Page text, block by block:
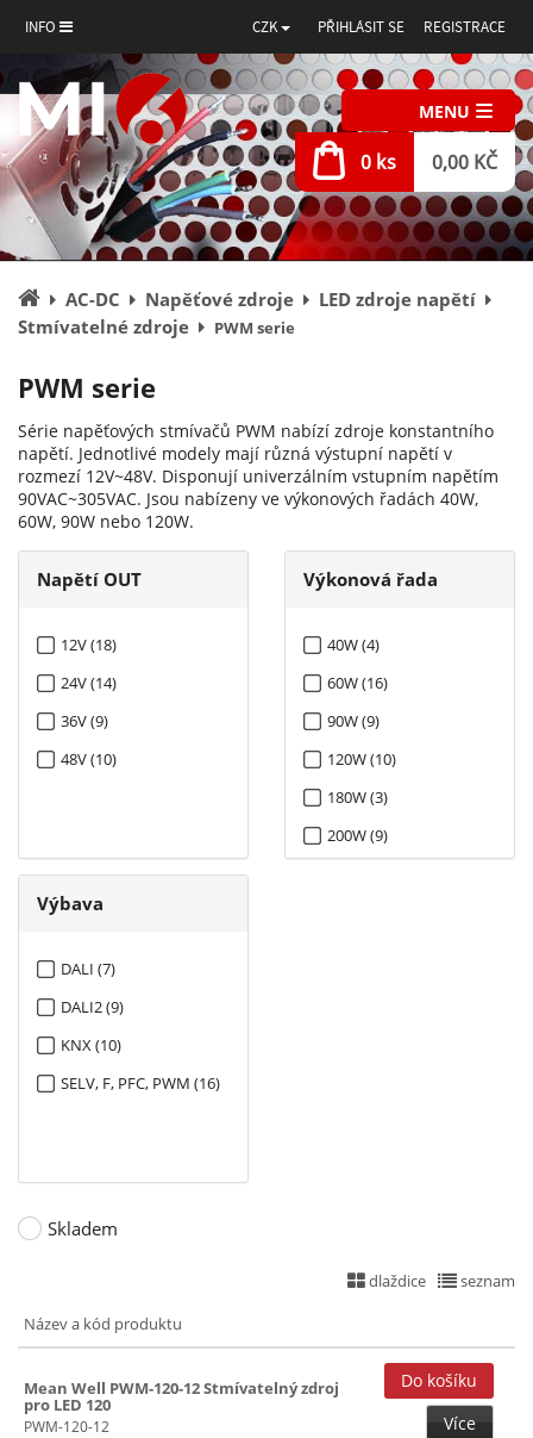
INFO CZK PŘIHLÁSIT SE REGISTRACE
MENU
0 ks 0,00 KČ
Úvodní
stránka
AC-DC Napěťové zdroje
LED zdroje napětí
Stmívatelné zdroje
PWM serie
PWM serie
Série napěťových stmívačů PWM nabízí zdroje konstantního
napětí. Jednotlivé modely mají různá výstupní napětí v
rozmezí 12V~48V. Disponují univerzálním vstupním napětím
90VAC~305VAC. Jsou nabízeny ve výkonových řadách 40W,
60W, 90W nebo 120W.
Napětí OUT
12V (18)
24V (14)
36V (9)
48V (10)
Výkonová řada
40W (4)
60W (16)
90W (9)
120W (10)
180W (3)
200W (9)
Výbava
DALI (7)
DALI2 (9)
KNX (10)
SELV, F, PFC, PWM (16)
Skladem
dlaždice seznam
Název a kód produktu
Mean Well PWM-120-12 Stmívatelný zdroj
pro LED 120
PWM-120-12 Více